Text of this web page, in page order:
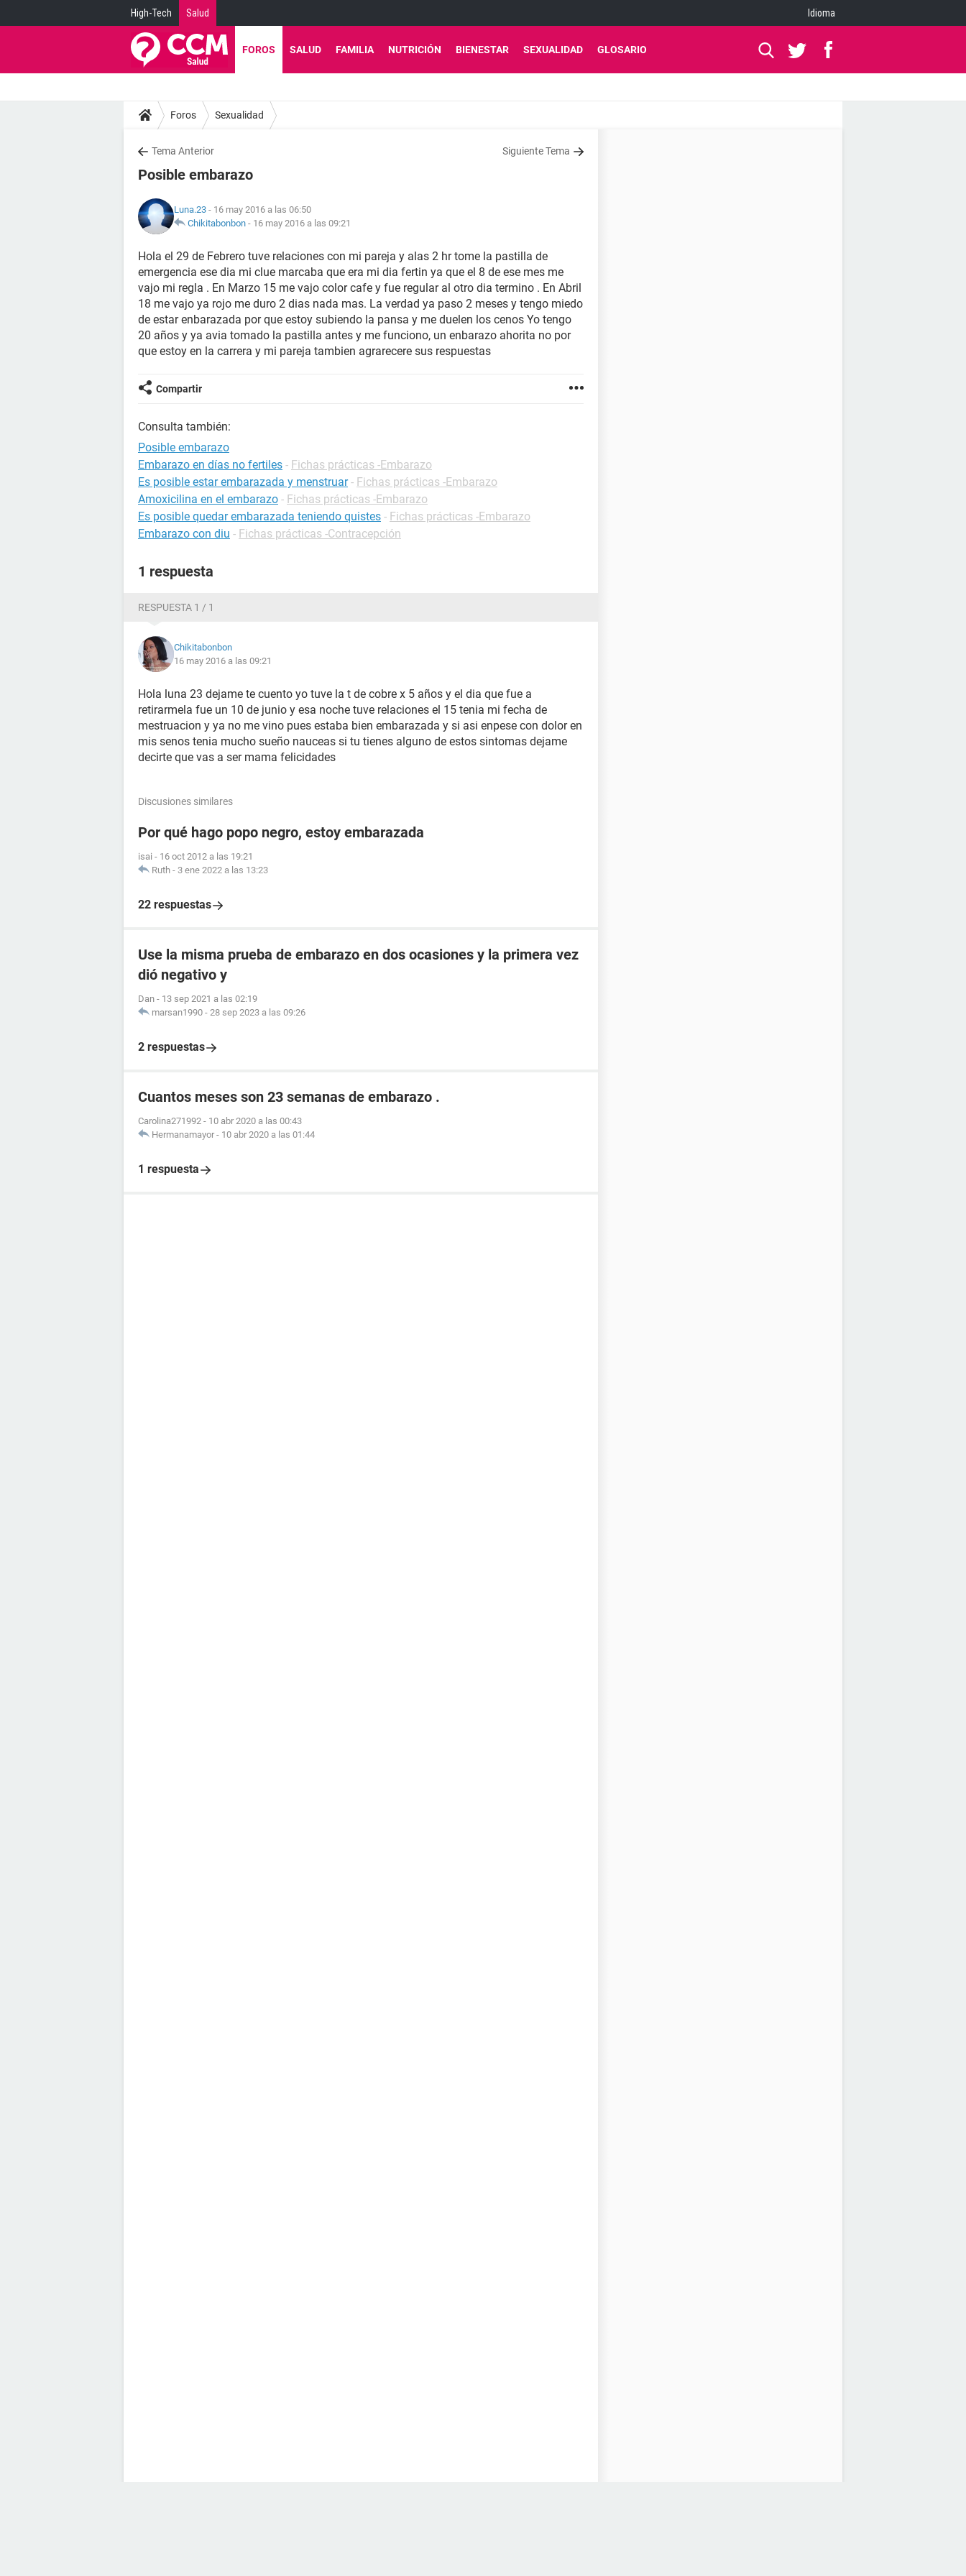
High-Tech Salud Idioma
FOROS SALUD FAMILIA NUTRICIÓN BIENESTAR SEXUALIDAD GLOSARIO
Foros Sexualidad
Tema Anterior Siguiente Tema
Posible embarazo
Luna.23 - 16 may 2016 a las 06:50
Chikitabonbon - 16 may 2016 a las 09:21
Hola el 29 de Febrero tuve relaciones con mi pareja y alas 2 hr tome la pastilla de
emergencia ese dia mi clue marcaba que era mi dia fertin ya que el 8 de ese mes me
vajo mi regla . En Marzo 15 me vajo color cafe y fue regular al otro dia termino . En Abril
18 me vajo ya rojo me duro 2 dias nada mas. La verdad ya paso 2 meses y tengo miedo
de estar enbarazada por que estoy subiendo la pansa y me duelen los cenos Yo tengo
20 años y ya avia tomado la pastilla antes y me funciono, un enbarazo ahorita no por
que estoy en la carrera y mi pareja tambien agrarecere sus respuestas
Compartir
Consulta también:
Posible embarazo
Embarazo en días no fertiles - Fichas prácticas -Embarazo
Es posible estar embarazada y menstruar - Fichas prácticas -Embarazo
Amoxicilina en el embarazo - Fichas prácticas -Embarazo
Es posible quedar embarazada teniendo quistes - Fichas prácticas -Embarazo
Embarazo con diu - Fichas prácticas -Contracepción
1 respuesta
RESPUESTA 1 / 1
Chikitabonbon
16 may 2016 a las 09:21
Hola luna 23 dejame te cuento yo tuve la t de cobre x 5 años y el dia que fue a
retirarmela fue un 10 de junio y esa noche tuve relaciones el 15 tenia mi fecha de
mestruacion y ya no me vino pues estaba bien embarazada y si asi enpese con dolor en
mis senos tenia mucho sueño nauceas si tu tienes alguno de estos sintomas dejame
decirte que vas a ser mama felicidades
Discusiones similares
Por qué hago popo negro, estoy embarazada
isai - 16 oct 2012 a las 19:21
Ruth - 3 ene 2022 a las 13:23
22 respuestas
Use la misma prueba de embarazo en dos ocasiones y la primera vez
dió negativo y
Dan - 13 sep 2021 a las 02:19
marsan1990 - 28 sep 2023 a las 09:26
2 respuestas
Cuantos meses son 23 semanas de embarazo .
Carolina271992 - 10 abr 2020 a las 00:43
Hermanamayor - 10 abr 2020 a las 01:44
1 respuesta